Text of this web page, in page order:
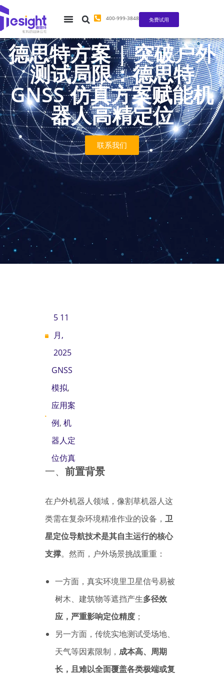
400-999-3848 免费试用
德思特方案 | 突破户外
测试局限：德思特
GNSS 仿真方案赋能机
器人高精定位
联系我们
5 11
月,
2025
GNSS
模拟,
应用案
例,机
器人定
位仿真
一、 前置背景
在户外机器人领域，像割草机器人这
类需在复杂环境精准作业的设备， 卫
星定位导航技术是其自主运行的核心
支撑。然而，户外场景挑战重重：
一方面，真实环境里卫星信号易被
树木、建筑物等遮挡产生多径效
应，严重影响定位精度 ；
另一方面，传统实地测试受场地、
天气等因素限制， 成本高、周期
长，且难以全面覆盖各类极端或复